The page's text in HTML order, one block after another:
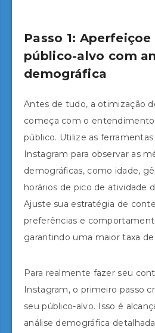
Passo 1: Aperfeiçoe
público-alvo com
demográfica
Antes de tudo, a otimização
começa com o
público. Utilize as
Instagram para observar as
demográficas, como idade,
horários de pico de atividade
Ajuste sua estratégia de
preferências e
garantindo uma maior taxa
Para realmente fazer seu
Instagram, o primeiro passo
seu público-alvo. Isso é
análise demográfica